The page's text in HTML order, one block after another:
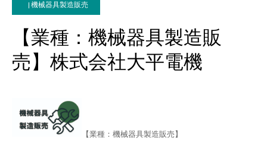
機械器具製造販売
【業種：機械器具製造販
売】株式会社大平電機
【業種：機械器具製造販売】